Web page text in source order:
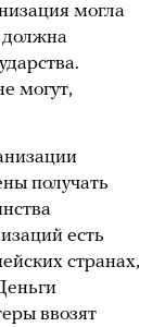
могла
должна
могут,
получать
есть
странах,
ввозят